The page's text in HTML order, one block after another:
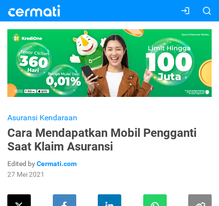
Asuransi Kendaraan
Cara Mendapatkan Mobil Pengganti
Saat Klaim Asuransi
Edited byCermati.com
27 Mei 2021